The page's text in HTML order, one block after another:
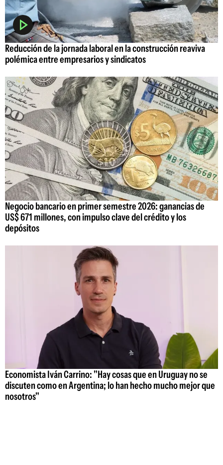
Reducción de la jornada laboral en la construcción reaviva
polémica entre empresarios y sindicatos
Negocio bancario en primer semestre 2026: ganancias de
US$ 671 millones, con impulso clave del crédito y los
depósitos
Economista Iván Carrino: "Hay cosas que en Uruguay no se
discuten como en Argentina; lo han hecho mucho mejor que
nosotros"